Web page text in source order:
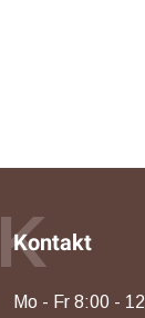
Kontakt
K
Mo - Fr 8:00 -